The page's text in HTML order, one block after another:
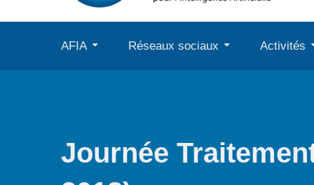
AFIA Réseaux sociaux Activités
Journée